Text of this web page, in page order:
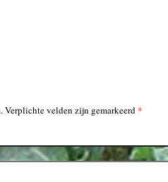
Verplichte velden zijn gemarkeerd*